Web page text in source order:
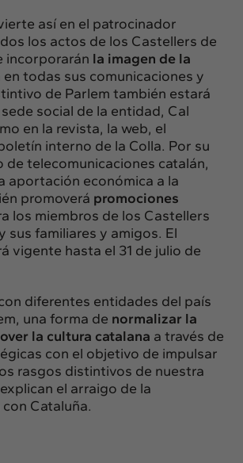
así en el patrocinador
los actos de los Castellers de
incorporarán la imagen de la
en todas sus comunicaciones y
de Parlem también estará
social de la entidad, Cal
en la revista, la web, el
interno de la Colla. Por su
de telecomunicaciones catalán,
aportación económica a la
promoverá promociones
los miembros de los Castellers
sus familiares y amigos. El
vigente hasta el 31 de julio de
diferentes entidades del país
una forma de normalizar la
la cultura catalana a través de
con el objetivo de impulsar
rasgos distintivos de nuestra
el arraigo de la
Cataluña.